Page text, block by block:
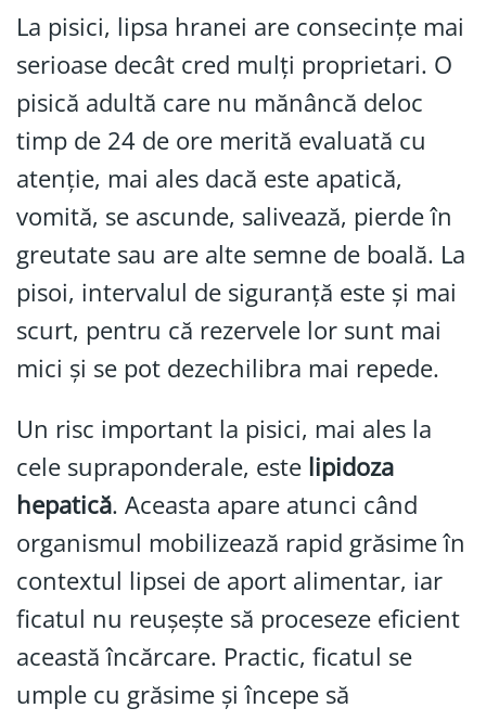
La pisici, lipsa hranei are consecințe mai
serioase decât cred mulți proprietari. O
pisică adultă care nu mănâncă deloc
timp de 24 de ore merită evaluată cu
atenție, mai ales dacă este apatică,
vomită, se ascunde, salivează, pierde în
greutate sau are alte semne de boală. La
pisoi, intervalul de siguranță este și mai
scurt, pentru că rezervele lor sunt mai
mici și se pot dezechilibra mai repede.
Un risc important la pisici, mai ales la
cele supraponderale, este lipidoza
hepatică. Aceasta apare atunci când
organismul mobilizează rapid grăsime în
contextul lipsei de aport alimentar, iar
ficatul nu reușește să proceseze eficient
această încărcare. Practic, ficatul se
umple cu grăsime și începe să